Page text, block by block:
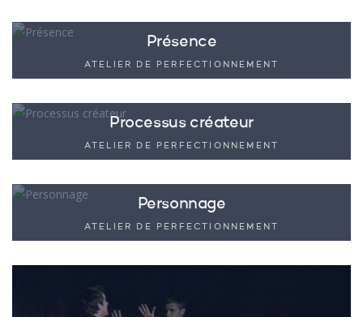
Présence
ATELIER DE PERFECTIONNEMENT
Processus créateur
ATELIER DE PERFECTIONNEMENT
Personnage
ATELIER DE PERFECTIONNEMENT